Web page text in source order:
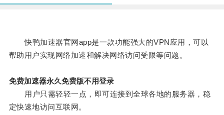
快鸭加速器官网app是一款功能强大的VPN应用，可以
帮助用户实现网络加速和解决网络访问受限等问题。
免费加速器永久免费版不用登录
用户只需轻轻一点，即可连接到全球各地的服务器，稳
定快速地访问互联网。